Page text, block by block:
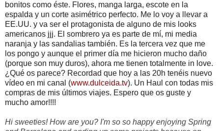
bonitos como éste. Flores, manga larga, escote en la
espalda y un corte asimétrico perfecto. Me lo voy a llevar a
EE.UU. y va ser el protagonista de alguno de mis looks
americanos jjj. El sombrero ya es parte de mí, mi media
naranja y las sandalias también. Es la tercera vez que me
los pongo y aunque el primer día me hicieron mucho daño
(porque son muy duros), ahora me tienen totalmente in love.
¿Qué os parece? Recordad que hoy a las 20h tenéis nuevo
vídeo en mi canal (www.dulceida.tv). Un Haul con todas mis
compras de mis últimos viajes. Espero que os guste y
mucho amor!!!!
Hi sweeties! How are you? I'm so so happy enjoying Spring